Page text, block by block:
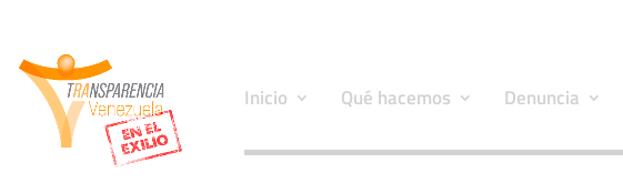
Inicio Qué hacemos Denuncia